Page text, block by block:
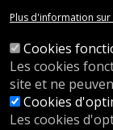
Plus d'information
Cookies
Les cookies
site et ne
Cookies
Les cookies